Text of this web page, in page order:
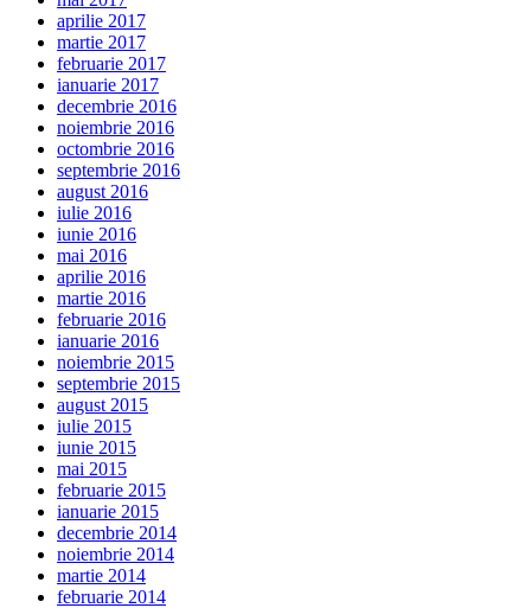
aprilie 2017
martie 2017
februarie 2017
ianuarie 2017
decembrie 2016
noiembrie 2016
octombrie 2016
septembrie 2016
august 2016
iulie 2016
iunie 2016
mai 2016
aprilie 2016
martie 2016
februarie 2016
ianuarie 2016
noiembrie 2015
septembrie 2015
august 2015
iulie 2015
iunie 2015
mai 2015
februarie 2015
ianuarie 2015
decembrie 2014
noiembrie 2014
martie 2014
februarie 2014